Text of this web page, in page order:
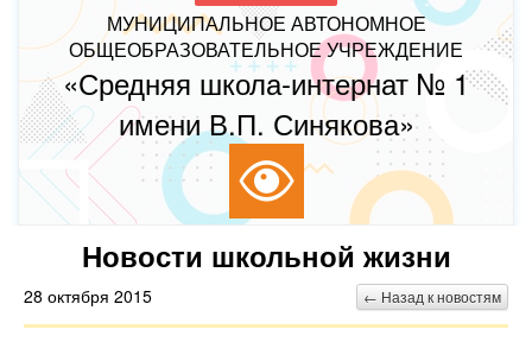
МУНИЦИПАЛЬНОЕ АВТОНОМНОЕ
ОБЩЕОБРАЗОВАТЕЛЬНОЕ УЧРЕЖДЕНИЕ
«Средняя школа-интернат № 1
имени В.П. Синякова»
Новости школьной жизни
28 октября 2015 ← Назад к новостям